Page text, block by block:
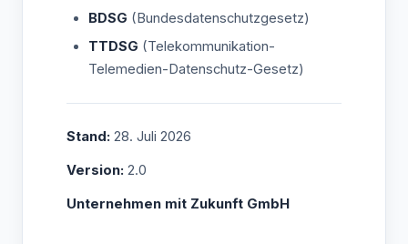
BDSG (Bundesdatenschutzgesetz)
TTDSG (Telekommunikation-
Telemedien-Datenschutz-Gesetz)
Stand: 28. Juli 2026
Version: 2.0
Unternehmen mit Zukunft GmbH